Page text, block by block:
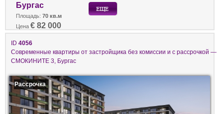
Бургас
Площадь: 70 кв.м
Цена € 82 000
ID 4056
Современные квартиры от застройщика без комиссии и с рассрочкой —
СМОКИНИТЕ 3, Бургас
Рассрочка